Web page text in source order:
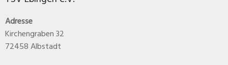
Adresse
Kirchengraben 32
72458 Albstadt